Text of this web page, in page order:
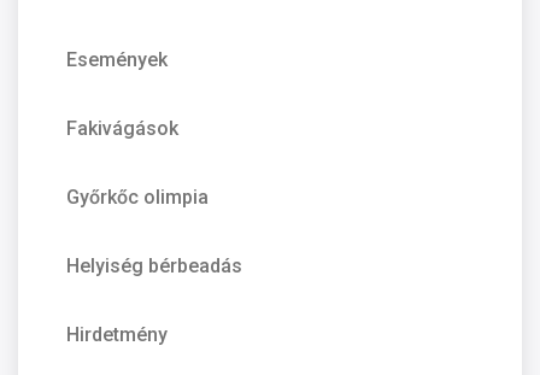
Események
Fakivágások
Győrkőc olimpia
Helyiség bérbeadás
Hirdetmény